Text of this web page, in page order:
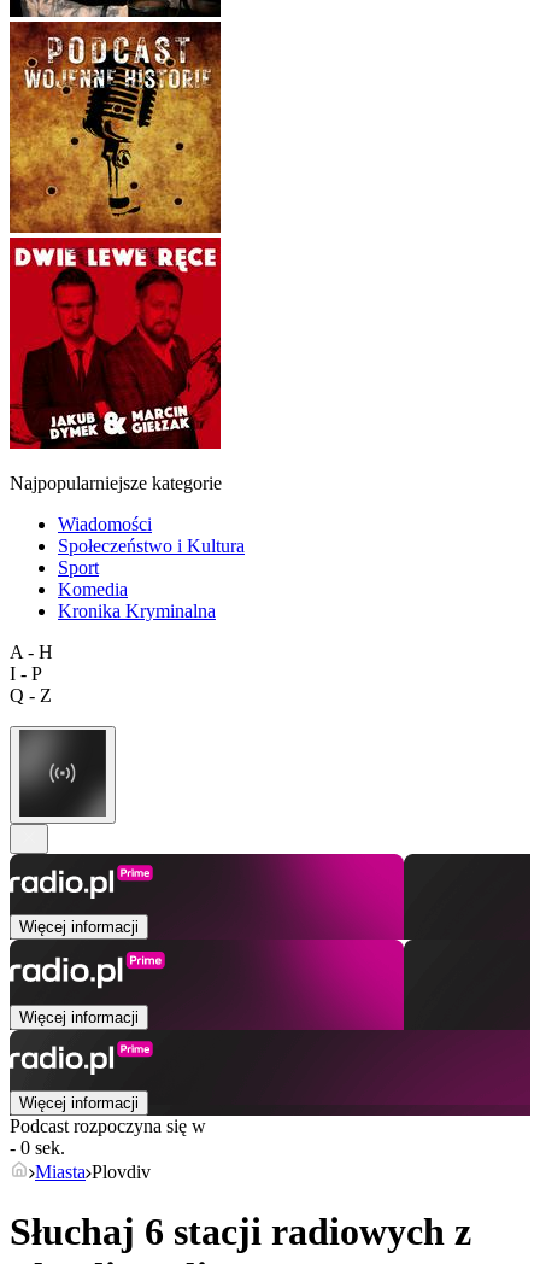
Najpopularniejsze kategorie
Wiadomości
Społeczeństwo i Kultura
Sport
Komedia
Kronika Kryminalna
A - H
I - P
Q - Z
Więcej informacji
Więcej informacji
Więcej informacji
Podcast rozpoczyna się w
- 0 sek.
Miasta Plovdiv
Słuchaj 6 stacji radiowych z